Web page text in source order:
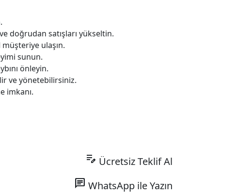
doğrudan satışları yükseltin.
ulaşın.
sunun.
önleyin.
ve yönetebilirsiniz.
imkanı.
edit_note Ücretsiz Teklif Al
chat WhatsApp ile Yazın